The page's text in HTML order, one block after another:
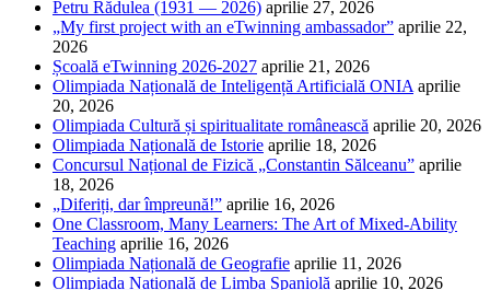
Petru Rădulea (1931 — 2026) aprilie 27, 2026
„My first project with an eTwinning ambassador” aprilie 22,
2026
Școală eTwinning 2026-2027 aprilie 21, 2026
Olimpiada Națională de Inteligență Artificială ONIA aprilie
20, 2026
Olimpiada Cultură și spiritualitate românească aprilie 20, 2026
Olimpiada Națională de Istorie aprilie 18, 2026
Concursul Național de Fizică „Constantin Sălceanu” aprilie
18, 2026
„Diferiți, dar împreună!” aprilie 16, 2026
One Classroom, Many Learners: The Art of Mixed-Ability
Teaching aprilie 16, 2026
Olimpiada Națională de Geografie aprilie 11, 2026
Olimpiada Națională de Limba Spaniolă aprilie 10, 2026